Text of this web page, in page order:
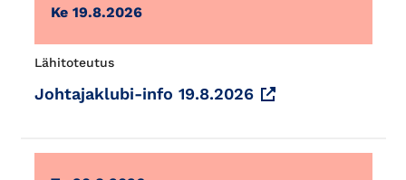
Ke 19.8.2026
Lähitoteutus
Johtajaklubi-info 19.8.2026